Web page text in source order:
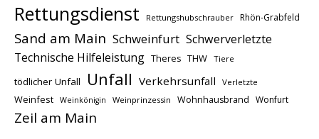
Rettungsdienst Rettungshubschrauber Rhön-Grabfeld
Sand am Main Schweinfurt Schwerverletzte
Technische Hilfeleistung Theres THW Tiere
tödlicher Unfall Unfall Verkehrsunfall Verletzte
Weinfest Weinkönigin Weinprinzessin Wohnhausbrand Wonfurt
Zeil am Main